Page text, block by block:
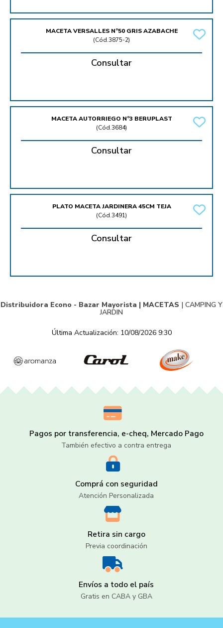
MACETA VERSALLES Nº50 GRIS AZABACHE
(Cód.3875-2)
Consultar
MACETA AUTORRIEGO Nº3 BERUPLAST
(Cód.3684)
Consultar
PLATO MACETA JARDINERA 45CM TEJA
(Cód.3491)
Consultar
Distribuidora Econo - Bazar Mayorista | MACETAS | CAMPING Y
JARDIN
Última Actualización: 10/08/2026 9:30
Pagos por transferencia, e-cheq, Mercado Pago
También efectivo a contra entrega
Comprá con seguridad
Atención Personalizada
Retira sin cargo
Previa coordinación
Envíos a todo el país
Gratis en CABA y GBA